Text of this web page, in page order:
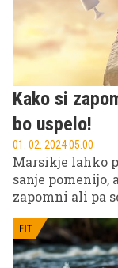
Kako si
bo uspelo!
01. 02. 2024 05.00
Marsikje lahko
sanje pomenijo,
zapomni ali pa
spominu pa so
zakrpali. Bi si
smo metodo, s
FIT